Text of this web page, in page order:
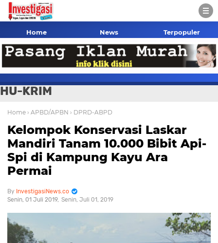
Home News Terpopuler
HU-KRIM
Home › APBD/APBN › DPRD-ABPD
Kelompok Konservasi Laskar
Mandiri Tanam 10.000 Bibit Api-
Spi di Kampung Kayu Ara
Permai
InvestigasiNews.co
Senin, 01 Juli 2019 Senin, Juli 01, 2019